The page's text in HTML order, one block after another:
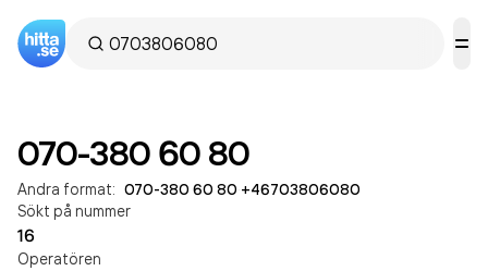
070-380 60 80
Andra format: 070-380 60 80 +46703806080
Sökt på nummer
16
Operatören